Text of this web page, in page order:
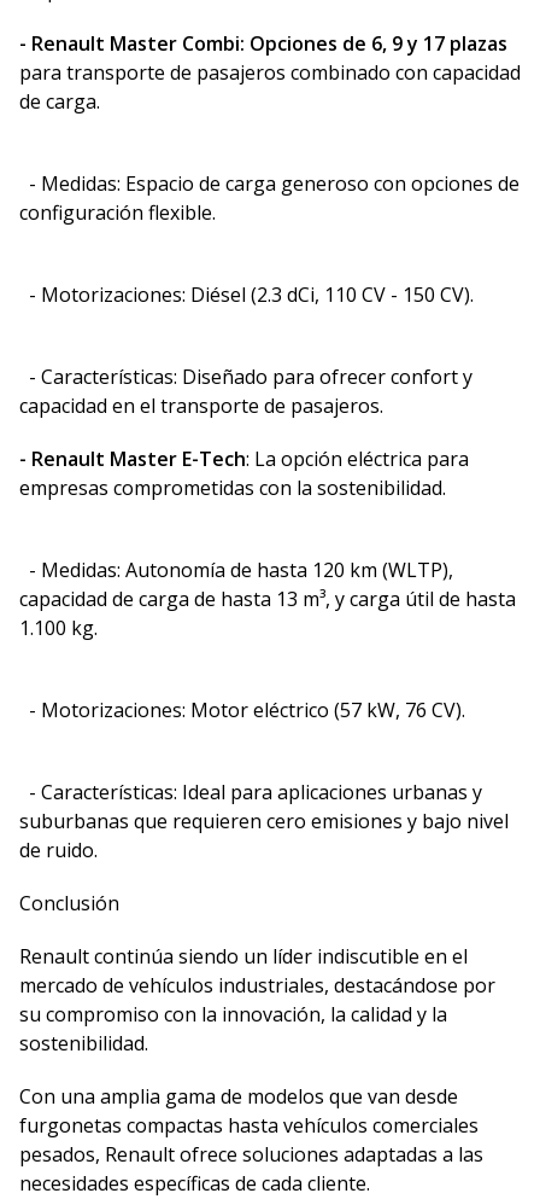
- Renault Master Combi: Opciones de 6, 9 y 17 plazas
para transporte de pasajeros combinado con capacidad
de carga.
- Medidas: Espacio de carga generoso con opciones de
configuración flexible.
- Motorizaciones: Diésel (2.3 dCi, 110 CV - 150 CV).
- Características: Diseñado para ofrecer confort y
capacidad en el transporte de pasajeros.
- Renault Master E-Tech: La opción eléctrica para
empresas comprometidas con la sostenibilidad.
- Medidas: Autonomía de hasta 120 km (WLTP),
capacidad de carga de hasta 13 m³, y carga útil de hasta
1.100 kg.
- Motorizaciones: Motor eléctrico (57 kW, 76 CV).
- Características: Ideal para aplicaciones urbanas y
suburbanas que requieren cero emisiones y bajo nivel
de ruido.
Conclusión
Renault continúa siendo un líder indiscutible en el
mercado de vehículos industriales, destacándose por
su compromiso con la innovación, la calidad y la
sostenibilidad.
Con una amplia gama de modelos que van desde
furgonetas compactas hasta vehículos comerciales
pesados, Renault ofrece soluciones adaptadas a las
necesidades específicas de cada cliente.